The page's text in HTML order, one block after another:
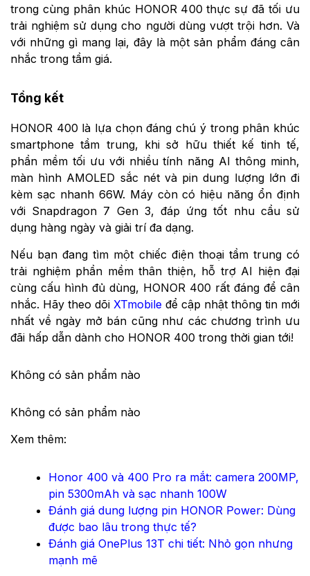
trong cùng phân khúc HONOR 400 thực sự đã tối ưu
trải nghiệm sử dụng cho người dùng vượt trội hơn. Và
với những gì mang lại, đây là một sản phẩm đáng cân
nhắc trong tầm giá.
Tổng kết
HONOR 400 là lựa chọn đáng chú ý trong phân khúc
smartphone tầm trung, khi sở hữu thiết kế tinh tế,
phần mềm tối ưu với nhiều tính năng AI thông minh,
màn hình AMOLED sắc nét và pin dung lượng lớn đi
kèm sạc nhanh 66W. Máy còn có hiệu năng ổn định
với Snapdragon 7 Gen 3, đáp ứng tốt nhu cầu sử
dụng hàng ngày và giải trí đa dạng.
Nếu bạn đang tìm một chiếc điện thoại tầm trung có
trải nghiệm phần mềm thân thiện, hỗ trợ AI hiện đại
cùng cấu hình đủ dùng, HONOR 400 rất đáng để cân
nhắc. Hãy theo dõi XTmobile để cập nhật thông tin mới
nhất về ngày mở bán cũng như các chương trình ưu
đãi hấp dẫn dành cho HONOR 400 trong thời gian tới!
Không có sản phẩm nào
Không có sản phẩm nào
Xem thêm:
Honor 400 và 400 Pro ra mắt: camera 200MP,
pin 5300mAh và sạc nhanh 100W
Đánh giá dung lượng pin HONOR Power: Dùng
được bao lâu trong thực tế?
Đánh giá OnePlus 13T chi tiết: Nhỏ gọn nhưng
mạnh mẽ